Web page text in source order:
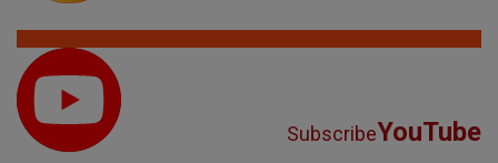
SubscribeYouTube